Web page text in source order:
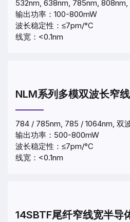
532nm, 638nm, 785nm, 808nm,
输出功率：100-800mW
波长稳定性：≤7pm/°C
线宽：<0.1nm
NLM系列多模双波长窄
784 / 785nm, 785 / 1064nm, 双
输出功率：500-800mW
波长稳定性：≤7pm/°C
线宽：<0.1nm
14SBTF尾纤窄线宽半导